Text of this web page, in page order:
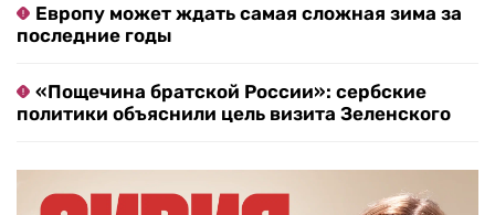
Европу может ждать самая сложная зима за
последние годы
«Пощечина братской России»: сербские
политики объяснили цель визита Зеленского